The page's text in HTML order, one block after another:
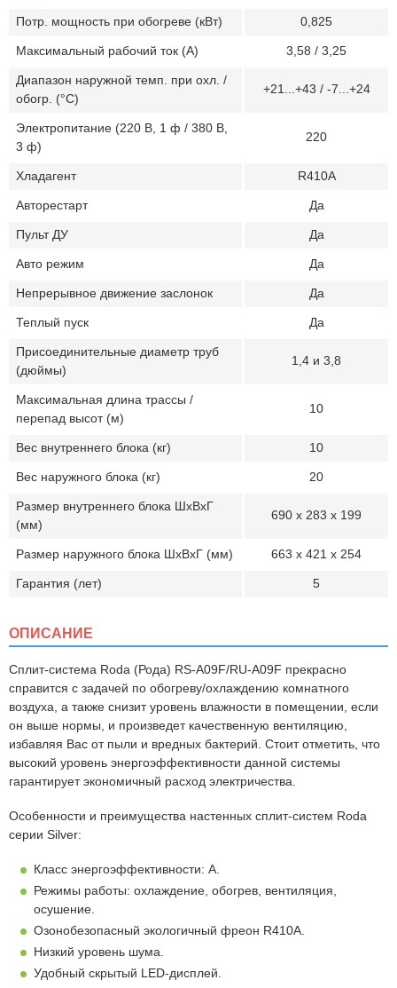
Потр. мощность при обогреве (кВт) 0,825
Максимальный рабочий ток (А) 3,58 / 3,25
Диапазон наружной темп. при охл. /
обогр. (°C)
+21...+43 / -7...+24
Электропитание (220 В, 1 ф / 380 В,
3 ф)
220
Хладагент R410A
Авторестарт Да
Пульт ДУ Да
Авто режим Да
Непрерывное движение заслонок Да
Теплый пуск Да
Присоединительные диаметр труб
(дюймы)
1,4 и 3,8
Максимальная длина трассы /
перепад высот (м)
10
Вес внутреннего блока (кг) 10
Вес наружного блока (кг) 20
Размер внутреннего блока ШхВхГ
(мм)
690 x 283 x 199
Размер наружного блока ШхВхГ (мм) 663 x 421 x 254
Гарантия (лет) 5
ОПИСАНИЕ
Сплит-система Roda (Рода) RS-А09F/RU-A09F прекрасно
справится с задачей по обогреву/охлаждению комнатного
воздуха, а также снизит уровень влажности в помещении, если
он выше нормы, и произведет качественную вентиляцию,
избавляя Вас от пыли и вредных бактерий. Стоит отметить, что
высокий уровень энергоэффективности данной системы
гарантирует экономичный расход электричества.
Особенности и преимущества настенных сплит-систем Roda
серии Silver:
Класс энергоэффективности: A.
Режимы работы: охлаждение, обогрев, вентиляция,
осушение.
Озонобезопасный экологичный фреон R410A.
Низкий уровень шума.
Удобный скрытый LED-дисплей.